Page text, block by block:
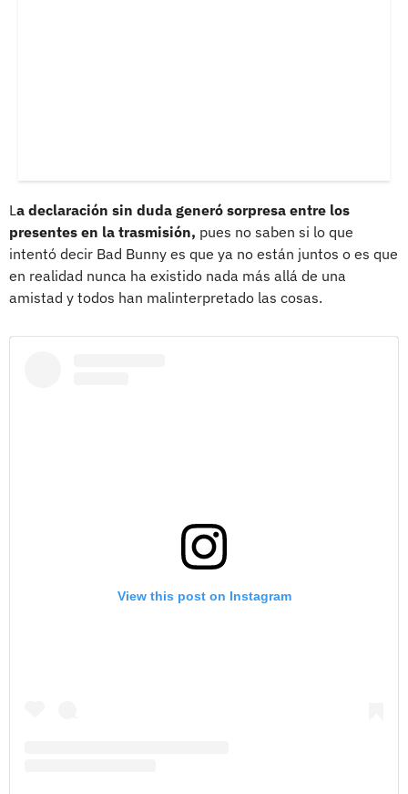
La declaración sin duda generó sorpresa entre los
presentes en la trasmisión, pues no saben si lo que
intentó decir Bad Bunny es que ya no están juntos o es que
en realidad nunca ha existido nada más allá de una
amistad y todos han malinterpretado las cosas.
View this post on Instagram